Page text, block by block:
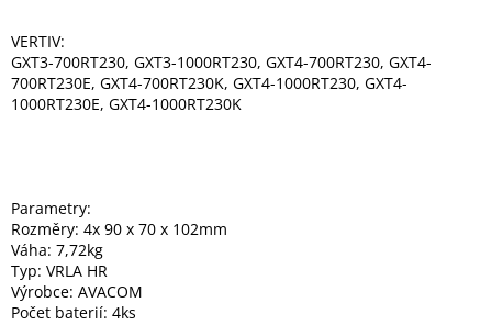
Sestavy
počítačů
Inpraise
Doprodej
Přihlášení
VERTIV:
GXT3-700RT230, GXT3-1000RT230, GXT4-700RT230, GXT4-
700RT230E, GXT4-700RT230K, GXT4-1000RT230, GXT4-
1000RT230E, GXT4-1000RT230K
Parametry:
Rozměry: 4x 90 x 70 x 102mm
Váha: 7,72kg
Typ: VRLA HR
Výrobce: AVACOM
Počet baterií: 4ks